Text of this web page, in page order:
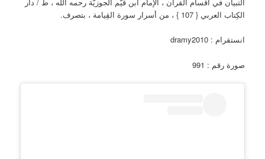
الكِتاب العربي { 107 } ، من أسرار سورة القِيامة ، بتصرف.
انستقرام : dramy2010
صورة رقم : 991